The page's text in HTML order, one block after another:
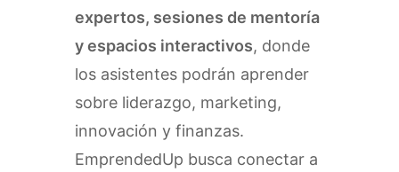
expertos, sesiones de mentoría
y espacios interactivos, donde
los asistentes podrán aprender
sobre liderazgo, marketing,
innovación y finanzas.
EmprendedUp busca conectar a